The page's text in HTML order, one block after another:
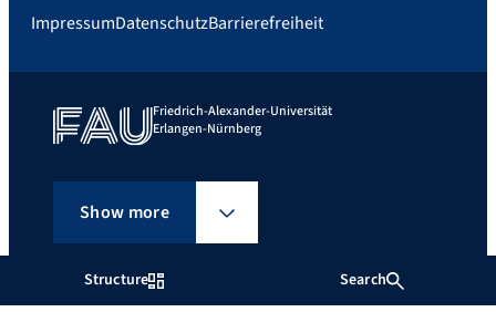
Structure Search
ImpressumDatenschutzBarrierefreiheit
Friedrich-Alexander-Universität
Erlangen-Nürnberg
Show more